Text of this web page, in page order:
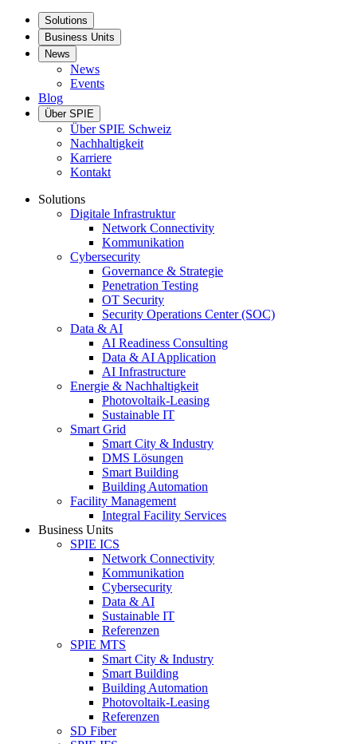
Solutions
Business Units
News
News
Events
Blog
Über SPIE
Über SPIE Schweiz
Nachhaltigkeit
Karriere
Kontakt
Solutions
Digitale Infrastruktur
Network Connectivity
Kommunikation
Cybersecurity
Governance & Strategie
Penetration Testing
OT Security
Security Operations Center (SOC)
Data & AI
AI Readiness Consulting
Data & AI Application
AI Infrastructure
Energie & Nachhaltigkeit
Photovoltaik-Leasing
Sustainable IT
Smart Grid
Smart City & Industry
DMS Lösungen
Smart Building
Building Automation
Facility Management
Integral Facility Services
Business Units
SPIE ICS
Network Connectivity
Kommunikation
Cybersecurity
Data & AI
Sustainable IT
Referenzen
SPIE MTS
Smart City & Industry
Smart Building
Building Automation
Photovoltaik-Leasing
Referenzen
SD Fiber